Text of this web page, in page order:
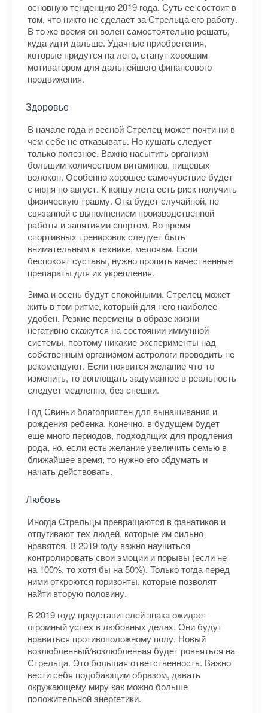
основную тенденцию 2019 года. Суть ее состоит в
том, что никто не сделает за Стрельца его работу.
В то же время он волен самостоятельно решать,
куда идти дальше. Удачные приобретения,
которые придутся на лето, станут хорошим
мотиватором для дальнейшего финансового
продвижения.
Здоровье
В начале года и весной Стрелец может почти ни в
чем себе не отказывать. Но кушать следует
только полезное. Важно насытить организм
большим количеством витаминов, пищевых
волокон. Особенно хорошее самочувствие будет
с июня по август. К концу лета есть риск получить
физическую травму. Она будет случайной, не
связанной с выполнением производственной
работы и занятиями спортом. Во время
спортивных тренировок следует быть
внимательным к технике, мелочам. Если
беспокоят суставы, нужно пропить качественные
препараты для их укрепления.
Зима и осень будут спокойными. Стрелец может
жить в том ритме, который для него наиболее
удобен. Резкие перемены в образе жизни
негативно скажутся на состоянии иммунной
системы, поэтому никакие эксперименты над
собственным организмом астрологи проводить не
рекомендуют. Если появится желание что-то
изменить, то воплощать задуманное в реальность
следует медленно, без спешки.
Год Свиньи благоприятен для вынашивания и
рождения ребенка. Конечно, в будущем будет
еще много периодов, подходящих для продления
рода, но, если есть желание увеличить семью в
ближайшее время, то нужно его обдумать и
начать действовать.
Любовь
Иногда Стрельцы превращаются в фанатиков и
отпугивают тех людей, которые им сильно
нравятся. В 2019 году важно научиться
контролировать свои эмоции и порывы (если не
на 100%, то хотя бы на 50%). Только тогда перед
ними откроются горизонты, которые позволят
найти вторую половину.
В 2019 году представителей знака ожидает
огромный успех в любовных делах. Они будут
нравиться противоположному полу. Новый
возлюбленный/возлюбленная будет ровняться на
Стрельца. Это большая ответственность. Важно
вести себя подобающим образом, давать
окружающему миру как можно больше
положительной энергетики.